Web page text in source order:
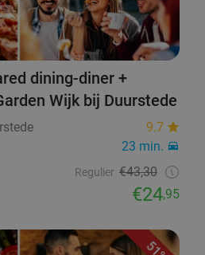
dining-diner +
Wijk bij Duurstede
9.7
23 min.
Regulier €43,30
€24,95